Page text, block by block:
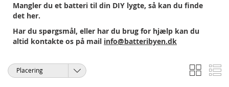
Mangler du et batteri til din DIY lygte, så kan du finde
det her.
Har du spørgsmål, eller har du brug for hjælp kan du
altid kontakte os på mail info@batteribyen.dk
Vis
som
Gitter
Sorter